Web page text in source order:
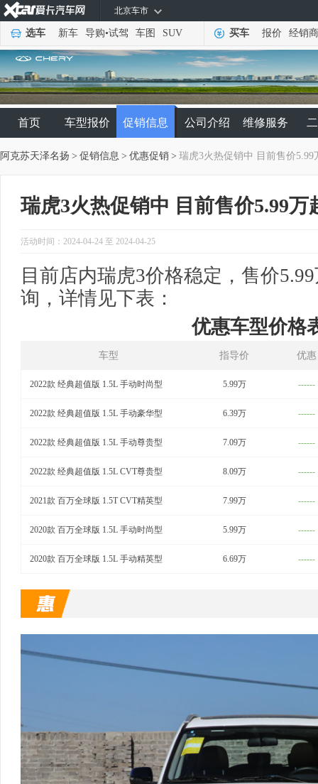
北京车市
选车 新车 导购•试驾 车图 SUV 买车 报价 经销商
首页 车型报价 促销信息 公司介绍 维修服务
阿克苏天泽名扬 > 促销信息 > 优惠促销 > 瑞虎3火热促销中 目前售价5.99
瑞虎3火热促销中 目前售价5.99万
活动时间：2024-04-24 至 2024-04-25
目前店内瑞虎3价格稳定，售价
询，详情见下表：
优惠车型价格
车型 指导价 优惠
2022款 经典超值版 1.5L 手动时尚型 5.99万 ------
2022款 经典超值版 1.5L 手动豪华型 6.39万 ------
2022款 经典超值版 1.5L 手动尊贵型 7.09万 ------
2022款 经典超值版 1.5L CVT尊贵型 8.09万 ------
2021款 百万全球版 1.5T CVT精英型 7.99万 ------
2020款 百万全球版 1.5L 手动时尚型 5.99万 ------
2020款 百万全球版 1.5L 手动精英型 6.69万 ------